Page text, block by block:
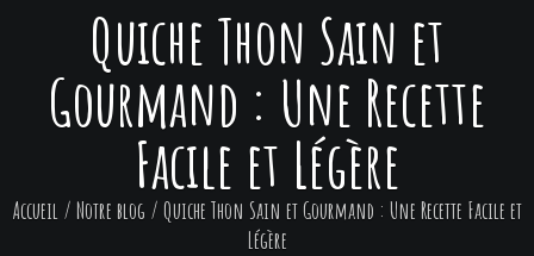
Quiche Thon Sain et
Gourmand : Une Recette
Facile et Légère
Accueil/ Notre blog / Quiche Thon Sain et Gourmand : Une Recette Facile et
Légère